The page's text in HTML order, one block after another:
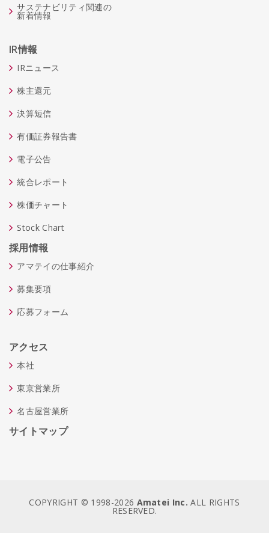
サステナビリティ関連の
新着情報
IR情報
IRニュース
株主還元
決算短信
有価証券報告書
電子公告
統合レポート
株価チャート
Stock Chart
採用情報
アマテイの仕事紹介
募集要項
応募フォーム
アクセス
本社
東京営業所
名古屋営業所
サイトマップ
COPYRIGHT © 1998-2026 Amatei Inc. ALL RIGHTS
RESERVED.